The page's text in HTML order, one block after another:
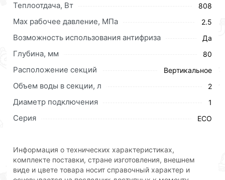
Биметаллический радиатор LAMMIN ECO BM350-80-
8 LM14207677008 предназначен для применения в
открытых системах центрального водяного
Из стальной трубы выполнен вертикальный и
горизонтальный коллектор, из алюминия – корпус
радиатора. Алюминий не соприкасается с
теплоносителем.
Биметаллические радиаторы Lammin® устойчивы к
Краска не желтеет и не растрескивается на
протяжении всего периода эксплуатации радиатора
Теплоотдача, Вт 808
Мах рабочее давление, МПа 2.5
Возможность использования антифриза Да
Глубина, мм 80
Расположение секций Вертикальное
Объем воды в секции, л 2
Диаметр подключения 1
Серия ECO
Информация о технических характеристиках,
комплекте поставки, стране изготовления, внешнем
виде и цвете товара носит справочный характер и